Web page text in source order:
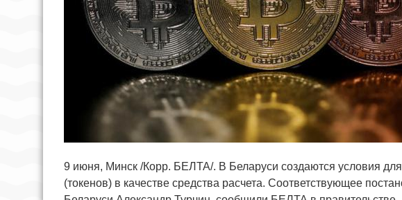
9 июня, Минск /Корр. БЕЛТА/. В Беларуси создаются условия
(токенов) в качестве средства расчета. Соответствующее